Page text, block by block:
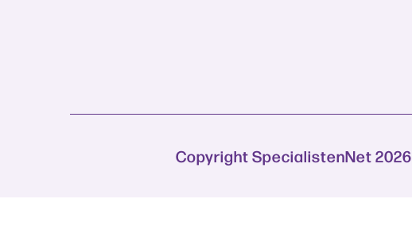
Copyright SpecialistenNet 2026